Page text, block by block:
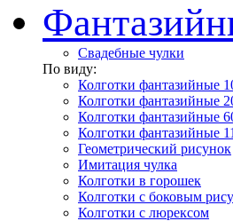
Свадебные чулки
По виду:
Колготки фантазийные
Колготки фантазийные
Колготки фантазийные
Колготки фантазийные
Геометрический рисунок
Имитация чулка
Колготки в горошек
Колготки с боковым
Колготки с люрексом